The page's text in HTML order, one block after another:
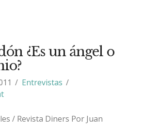
¿Es un ángel o
Entrevistas
/ Revista Diners Por Juan